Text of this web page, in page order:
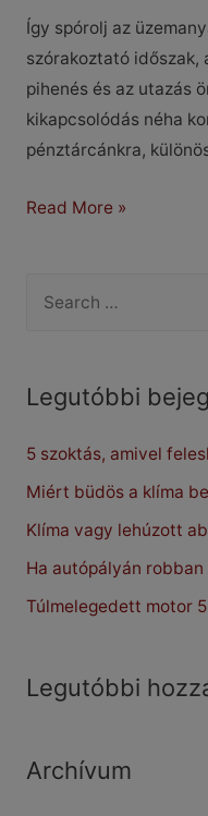
Így spórolj az
szórakoztató időszak,
pihenés és az utazás
kikapcsolódás néha
pénztárcánkra,
Így
üzemanyagon
Read More »
r
h
f
o
r
Legutóbbi
5 szoktás, amivel
Miért büdös a klíma
Klíma vagy lehúzott
Ha autópályán robban
Túlmelegedett motor
Legutóbbi
Archívum